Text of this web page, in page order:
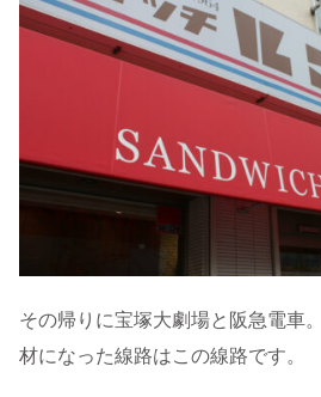
その帰りに宝塚大劇場と阪急電車
材になった線路はこの線路です。